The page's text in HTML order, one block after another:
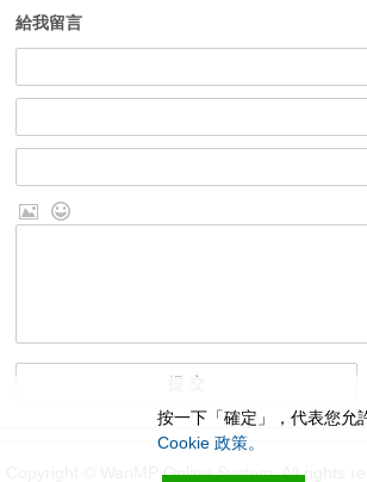
給我留言
Copyright © WanMP Online System. All rights
按一下「確定」，代表您允
Cookie 政策。